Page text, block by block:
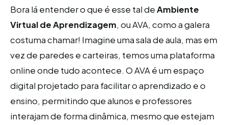
Bora lá entender o que é esse tal deAmbiente
Virtual de Aprendizagem, ou AVA, como a galera
costuma chamar! Imagine uma sala de aula, mas em
vez de paredes e carteiras, temos uma plataforma
online onde tudo acontece. O AVA é um espaço
digital projetado para facilitar o aprendizado e o
ensino, permitindo que alunos e professores
interajam de forma dinâmica, mesmo que estejam